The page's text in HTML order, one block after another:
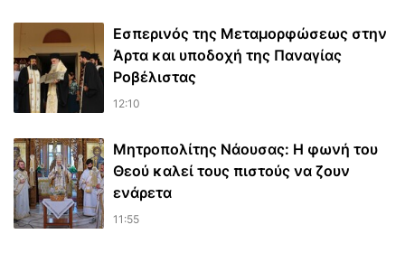
Εσπερινός της Μεταμορφώσεως στην
Άρτα και υποδοχή της Παναγίας
Ροβέλιστας
12:10
Μητροπολίτης Νάουσας: Η φωνή του
Θεού καλεί τους πιστούς να ζουν
ενάρετα
11:55